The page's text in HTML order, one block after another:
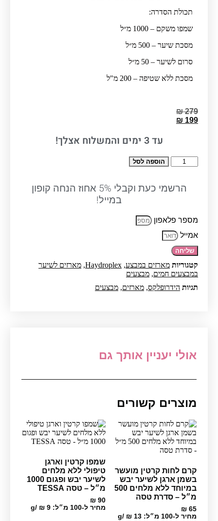
תכולת הסדרה:
שמפו משקם – 1000 מ״ל
מסכת שיער – 500 מ״ל
סרום לשיער – 50 מ״ל
מסכת ללא שטיפה – 200 מ"ל
₪279
המחיר
₪ 199
₪ 199.
עד3 ימים והמשלוח אצלך!
כמות
של
HAYDROPLEX
–
טיפוח
מקצועית
לשיקום
והזנת
השיער
הידרופלקס
הוספה לסל
הרשמי כעת וקבלי 5% אחוז הנחה קופון
במייל!
מספר פלאפון
אמייל
שליחה
קטגוריות מארזים במבצע,
Haydroplex
, מארזים לשיער
במבצעים חמים, מבצעים
תגיות הידרופלקס, מארזים, מבצעים
אולי יעניין אותך גם
מוצרים קשורים
קרם לחות קרטין מועשר
בשמן ארגן לשיער יבש
במיוחד ללא מלחים 500
מ״ל – סדרת טסה
₪ 65
מחיר ל-100 מ״ל:
₪ 13
/
g
שמפו קרטין וארגן
טיפולי ללא מלחים
לשיער יבש ופגום 1000
מ״ל – טסה TESSA
₪90
מחיר ל-100 מ״ל:
₪9
/
g